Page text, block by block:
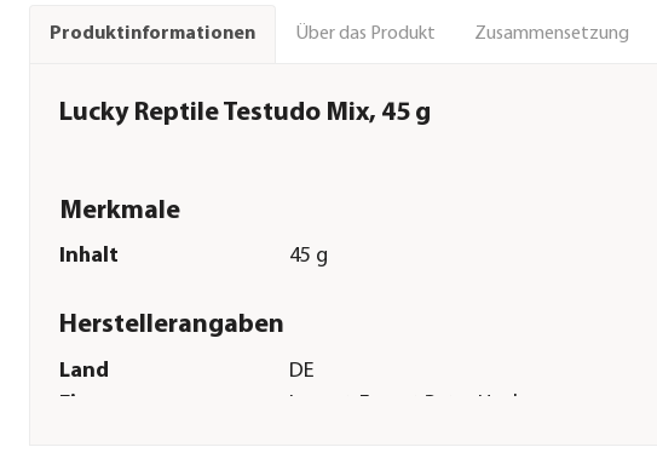
Produktinformationen Über das Produkt Zusammensetzung
Lucky Reptile Testudo Mix, 45 g
Merkmale
Inhalt 45 g
Herstellerangaben
Land
DE
Firma
Import-Export Peter Hoch